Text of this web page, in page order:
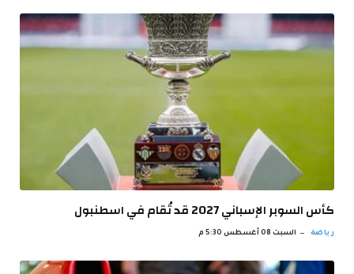
كأس السوبر الإسباني 2027 قد تُقام في اسطنبول
رياضة السبت 08 أغسطس 5:30 م